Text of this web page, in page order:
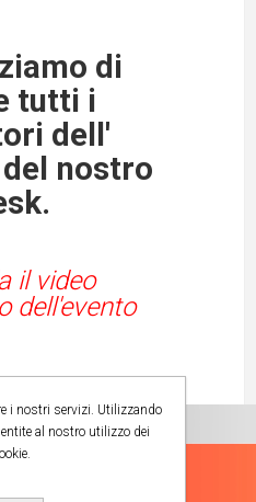
di
tutti i
dell'
nostro
il video
dell'evento
i nostri servizi. Utilizzando
al nostro utilizzo dei